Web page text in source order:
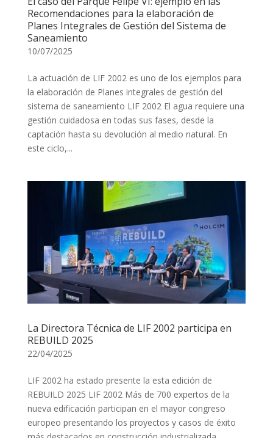
Recomendaciones para la elaboración de
Planes Integrales de Gestión del Sistema de
Saneamiento
10/07/2025
La actuación de LIF 2002 es uno de los ejemplos para
la elaboración de Planes integrales de gestión del
sistema de saneamiento LIF 2002 El agua requiere una
gestión cuidadosa en todas sus fases, desde la
captación hasta su devolución al medio natural. En
este ciclo,...
La Directora Técnica de LIF 2002 participa en
REBUILD 2025
22/04/2025
LIF 2002 ha estado presente la esta edición de
REBUILD 2025 LIF 2002 Más de 700 expertos de la
nueva edificación participan en el mayor congreso
europeo presentando los proyectos y casos de éxito